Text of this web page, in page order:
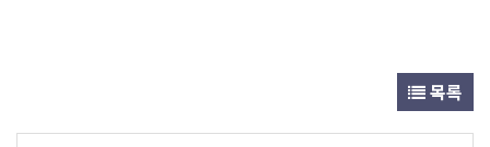
목록